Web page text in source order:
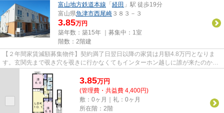
富山地方鉄道本線 「 経田 」駅 徒歩19分
富山県魚津市西尾崎 ３８３－３
3.85万円
築年数：築15年 ｜募集中： 1室
階数：2階建
【２年間家賃減額募集物件】契約満了日翌日以降の家賃は月額4.8万円となりま
す。玄関先まで覗き穴を覗きに行かなくてもインターホン越しに誰が来たのかを
確認できます。こちらはルーム...
3.85万円
(管理費・共益費 4,400円)
敷：0ヶ月｜礼：0ヶ月
所在階：2階